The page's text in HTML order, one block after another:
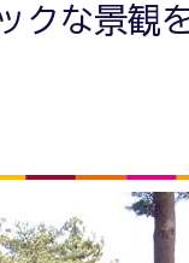
クな景観